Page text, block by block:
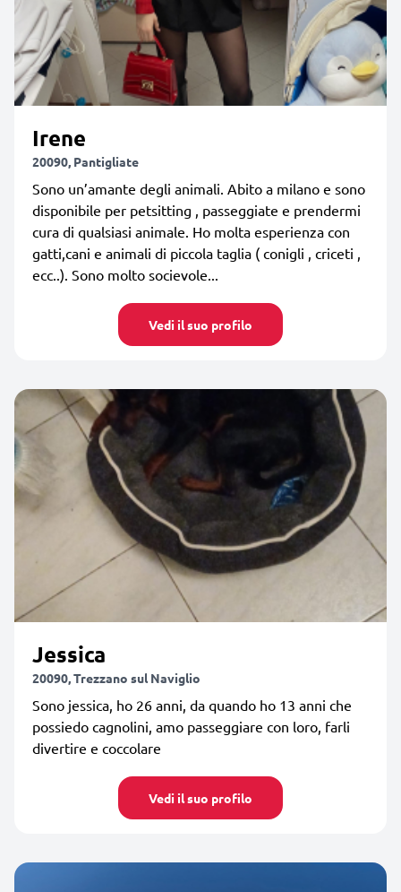
Irene
20090, Pantigliate
Sono un’amante degli animali. Abito a milano e sono
disponibile per petsitting , passeggiate e prendermi
cura di qualsiasi animale. Ho molta esperienza con
gatti,cani e animali di piccola taglia ( conigli , criceti ,
ecc..). Sono molto socievole...
Vedi il suo profilo
Jessica
20090, Trezzano sul Naviglio
Sono jessica, ho 26 anni, da quando ho 13 anni che
possiedo cagnolini, amo passeggiare con loro, farli
divertire e coccolare
Vedi il suo profilo